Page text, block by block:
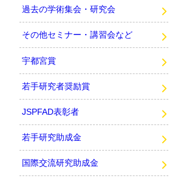
過去の学術集会・研究会
その他セミナー・講習会など
宇都宮賞
若手研究者奨励賞
JSPFAD表彰者
若手研究助成金
国際交流研究助成金